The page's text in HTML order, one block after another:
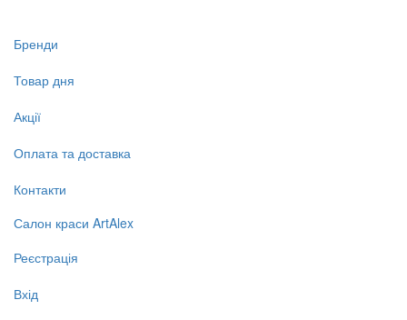
Бренди
Товар дня
Акції
Оплата та доставка
Контакти
Салон краси ArtAlex
Реєстрація
Вхід